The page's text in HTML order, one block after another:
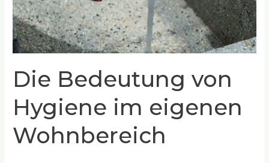
Die Bedeutung von
Hygiene im eigenen
Wohnbereich